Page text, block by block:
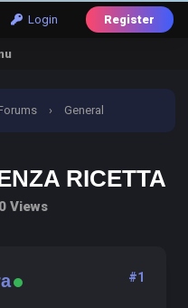
Login Register
› General
RICETTA
Views
#1